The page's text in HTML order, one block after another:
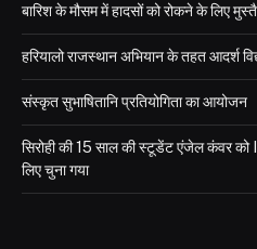
बारिश के मौसम में हादसों को रोकने के लिए
हरियालो राजस्थान अभियान के तहत आदर्श
संस्कृत सुभाषितानि प्रतियोगिता का आयोजन
सिरोही की 15 साल की स्टूडेंट एंजेल कंवर
लिए चुना गया